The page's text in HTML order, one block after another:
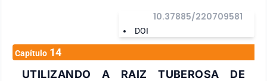
DOI
10.37885/220709581
Capítulo 14
UTILIZANDO A RAIZ TUBEROSA DE